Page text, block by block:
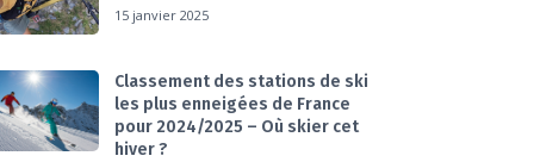
15 janvier 2025
Classement des stations de ski
les plus enneigées de France
pour 2024/2025 – Où skier cet
hiver ?